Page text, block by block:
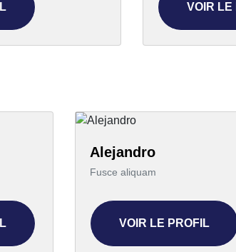
VOIR LE
Alejandro
Fusce aliquam
VOIR LE PROFIL